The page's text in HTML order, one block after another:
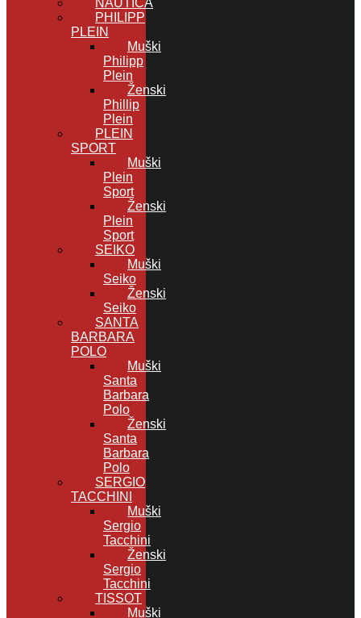
PHILIPP
PLEIN
Muški
Philipp
Plein
Ženski
Phillip
Plein
PLEIN
SPORT
Muški
Plein
Sport
Ženski
Plein
Sport
SEIKO
Muški
Seiko
Ženski
Seiko
SANTA
BARBARA
POLO
Muški
Santa
Barbara
Polo
Ženski
Santa
Barbara
Polo
SERGIO
TACCHINI
Muški
Sergio
Tacchini
Ženski
Sergio
Tacchini
TISSOT
Muški